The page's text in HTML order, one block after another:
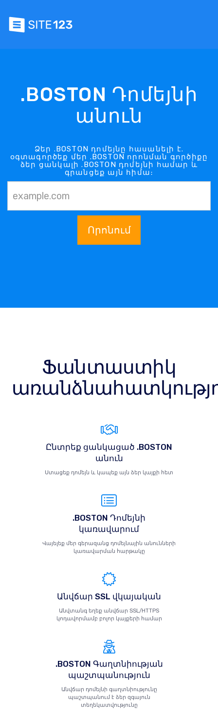
.BOSTON Դոմեյնի
անուն
Ձեր .BOSTON դոմեյնը հասանելի է.
օգտագործեք մեր .BOSTON որոնման գործիքը
ձեր ցանկալի .BOSTON դոմեյնի համար և
գրանցեք այն հիմա։
Որոնում
Ֆանտաստիկ
Ընտրեք ցանկացած .BOSTON
անուն
Ստացեք դոմեյն և կապեք այն ձեր կայքի հետ
.BOSTON Դոմեյնի
կառավարում
Վայելեք մեր գերազանց դոմեյնային անունների
կառավարման հարթակը
Անվճար SSL վկայական
Անվտանգ եղեք անվճար SSL/HTTPS
կոդավորմամբ բոլոր կայքերի համար
.BOSTON Գաղտնիության
պաշտպանություն
Անվճար դոմեյնի գաղտնիությունը
պաշտպանում է ձեր զգայուն
տեղեկատվությունը